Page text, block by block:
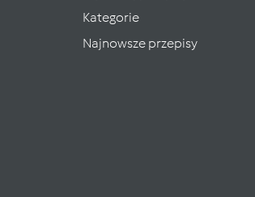
Kategorie
Najnowsze przepisy